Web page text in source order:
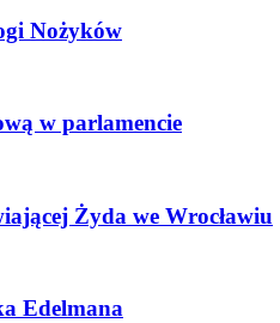
Nożyków
w parlamencie
Żyda we Wrocławiu
Edelmana